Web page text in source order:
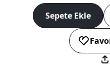
Sepete Ekle